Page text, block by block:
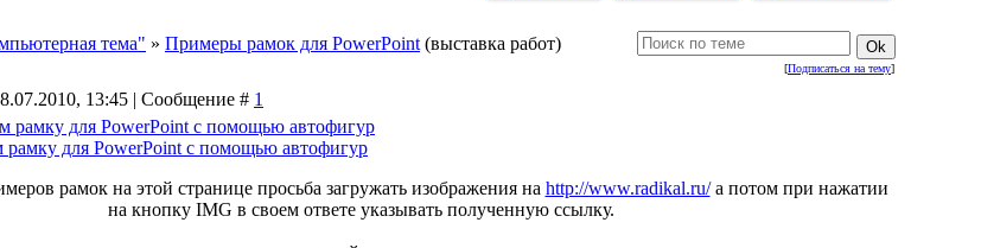
тема" » Примеры рамок для PowerPoint (выставка работ)
[Подписаться на тему]
13:45 | Сообщение # 1
рамку для PowerPoint с помощью автофигур
рамку для PowerPoint с помощью автофигур
рамок на этой странице просьба загружать изображения на http://www.radikal.ru/а потом при нажатии
на кнопку IMG в своем ответе указывать полученную ссылку.